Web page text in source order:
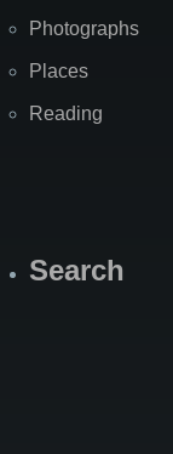
Photographs
Places
Reading
Search